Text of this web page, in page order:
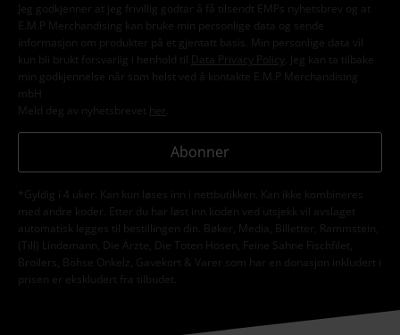
Jeg godkjenner at jeg frivillig godtar å få tilsendt EMPs nyhetsbrev og at
E.M.P Merchandising kan bruke min personlige data og sende
informasjon om produkter på et gjentatt basis. Min personlige data vil
kun bli brukt forsvarlig i henhold til
Data Privacy Policy
. Jeg kan ta tilbake
min godkjennelse når som helst ved å kontakte E.M.P Merchandising
mbH
Meld deg av nyhetsbrevet her
Abonner
*Gyldig i 4 uker. Kan kun løses inn i nettbutikken. Kan ikke kombineres
med andre koder. Etter du har løst inn koden ved utsjekk vil avslaget
automatisk legges til bestillingen din. Bøker, Media, Billetter, Rammstein,
(Till) Lindemann, Die Ärzte, Die Toten Hosen, Feine Sahne Fischfilet,
Broilers, Böhse Onkelz, Gavekort & Varer som har en donasjon inkludert i
prisen er ekskludert fra tilbudet.